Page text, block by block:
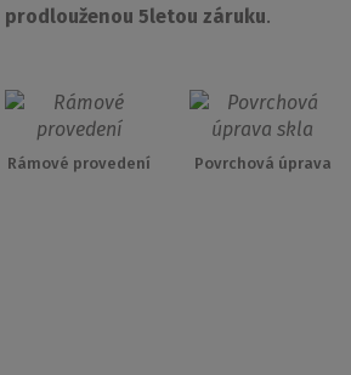
prodlouženou 5letou záruku.
Rámové provedení Povrchová úprava